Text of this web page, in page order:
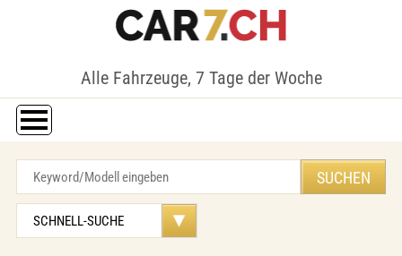
Alle Fahrzeuge, 7 Tage der Woche